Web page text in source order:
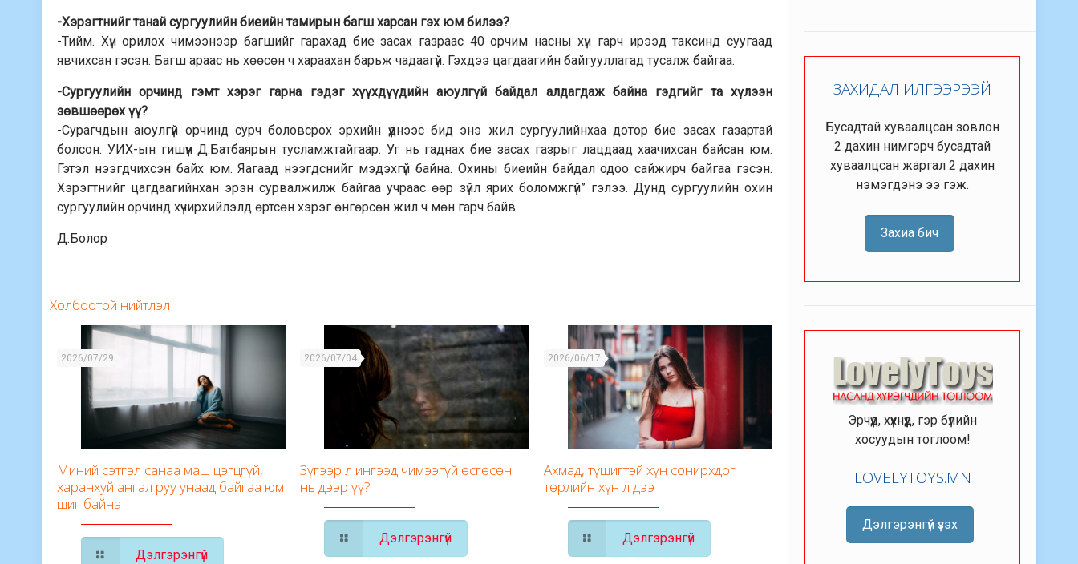
-Хэрэгтнийг танай сургуулийн биеийн тамирын багш харсан гэх юм билээ?
-Тийм. Хүн орилох чимээнээр багшийг гарахад бие засах газраас 40 орчим насны хүн гарч ирээд таксинд суугаад
явчихсан гэсэн. Багш араас нь хөөсөн ч хараахан барьж чадаагүй. Гэхдээ цагдаагийн байгууллагад тусалж байгаа.
-Сургуулийн орчинд гэмт хэрэг гарна гэдэг хүүхдүүдийн аюулгүй байдал алдагдаж байна гэдгийг та хүлээн
зөвшөөрөх үү?
-Сурагчдын аюулгүй орчинд сурч боловсрох эрхийн үүднээс бид энэ жил сургуулийнхаа дотор бие засах газартай
болсон. УИХ-ын гишүүн Д.Батбаярын тусламжтайгаар. Уг нь гаднах бие засах газрыг лацдаад хаачихсан байсан юм.
Гэтэл нээгдчихсэн байх юм. Яагаад нээгдснийг мэдэхгүй байна. Охины биеийн байдал одоо сайжирч байгаа гэсэн.
Хэрэгтнийг цагдаагийнхан эрэн сурвалжилж байгаа учраас өөр зүйл ярих боломжгүй” гэлээ. Дунд сургуулийн охин
сургуулийн орчинд хүчирхийлэлд өртсөн хэрэг өнгөрсөн жил ч мөн гарч байв.
Д.Болор
Холбоотой нийтлэл
2026/07/29
Миний сэтгэл санаа маш цэгцгүй,
харанхуй ангал руу унаад байгаа юм
шиг байна
Дэлгэрэнгүй
2026/07/04
Зүгээр л ингээд чимээгүй өсгөсөн
нь дээр үү?
Дэлгэрэнгүй
2026/06/17
Ахмад, түшигтэй хүн сонирхдог
төрлийн хүн л дээ
Дэлгэрэнгүй
ЗАХИДАЛ ИЛГЭЭРЭЭЙ
Бусадтай хуваалцсан зовлон
2 дахин нимгэрч бусадтай
хуваалцсан жаргал 2 дахин
нэмэгдэнэ ээ гэж.
Захиа бич
Эрчүүд, хүүхнүүд, гэр бүлийн
хосуудын тоглоом!
LOVELYTOYS.MN
Дэлгэрэнгүй үзэх